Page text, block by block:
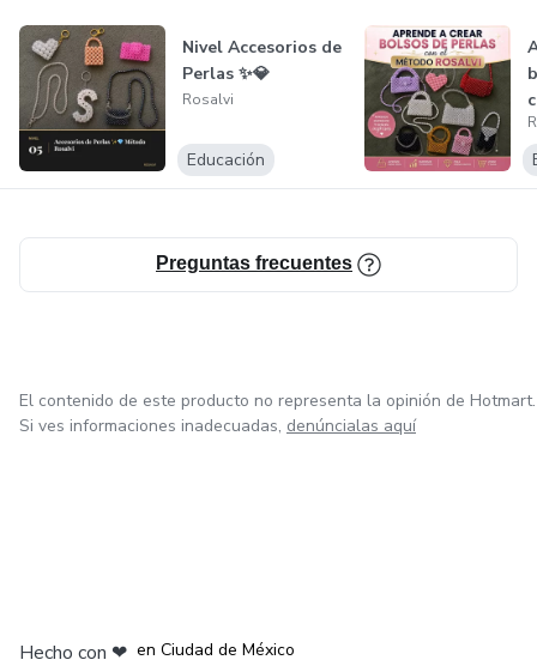
Nivel Accesorios de
Perlas ✨💎
Rosalvi
Educación
Preguntas frecuentes
El contenido de este producto no representa la opinión de Hotmart.
Si ves informaciones inadecuadas, denúncialas aquí
Hecho con ❤ en Ciudad de México